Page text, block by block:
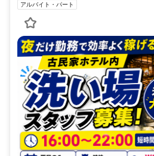
アルバイト・パート